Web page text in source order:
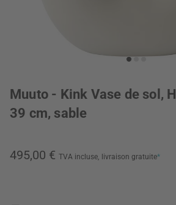
Muuto - Kink Vase de sol, H
39 cm, sable
495,00 € TVA incluse, livraison gratuite*